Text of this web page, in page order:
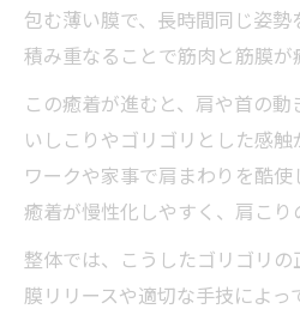
包む薄い膜で、長時間同じ姿
積み重なることで筋肉と筋膜が
この癒着が進むと、肩や首の
いしこりやゴリゴリとした感
ワークや家事で肩まわりを酷
癒着が慢性化しやすく、肩こり
整体では、こうしたゴリゴリ
膜リリースや適切な手技によ